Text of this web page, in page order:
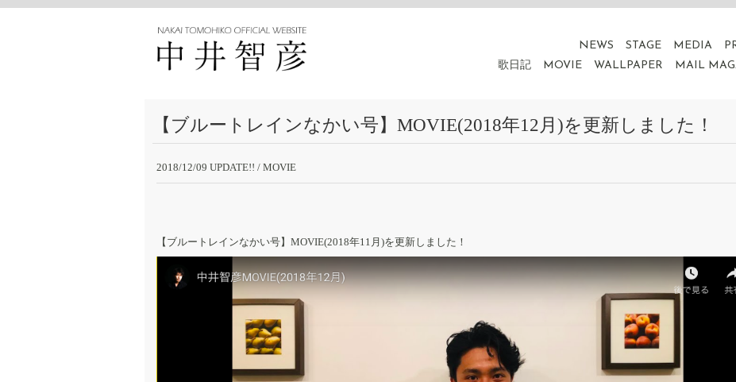
NEWS STAGE MEDIA
歌日記
MOVIE WALLPAPER MAIL
【ブルートレインなかい号】MOVIE(2018年12月)を更新しました！
2018/12/09 UPDATE!! / MOVIE
【ブルートレインなかい号】MOVIE(2018年11月)を更新しました！